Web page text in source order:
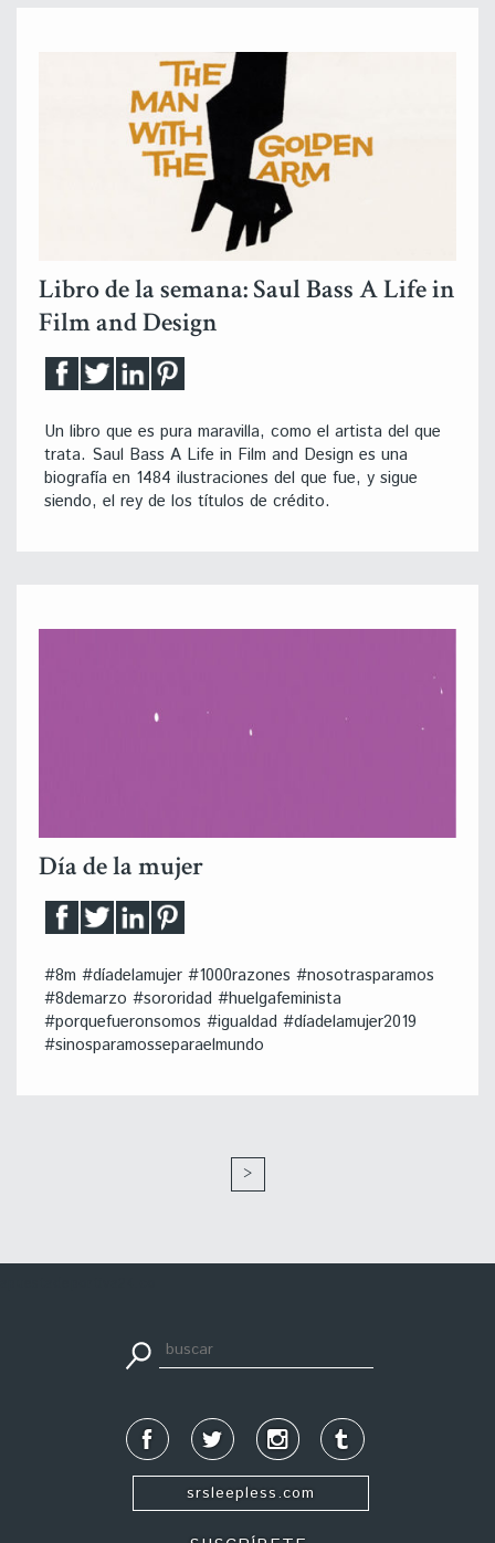
Libro de la semana: Saul Bass A Life in
Film and Design
Un libro que es pura maravilla, como el artista del que
trata. Saul Bass A Life in Film and Design es una
biografía en 1484 ilustraciones del que fue, y sigue
siendo, el rey de los títulos de crédito.
Día de la mujer
#8m #díadelamujer #1000razones #nosotrasparamos
#8demarzo #sororidad #huelgafeminista
#porquefueronsomos #igualdad #díadelamujer2019
#sinosparamosseparaelmundo
>
srsleepless.com